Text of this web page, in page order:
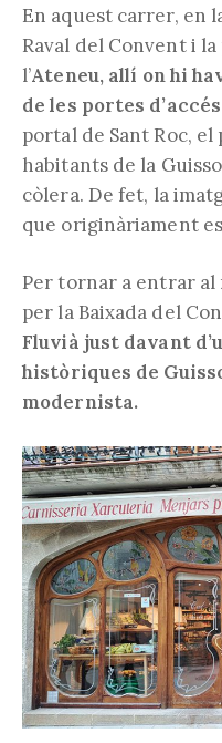
En aquest carrer, en
Raval del Convent i la
l’Ateneu, allí on hi
de les portes
portal de Sant Roc,
habitants de la
còlera. De fet, la
que originàriament
Per tornar a entrar
per la Baixada del
Fluvià just davant
històriques de
modernista.